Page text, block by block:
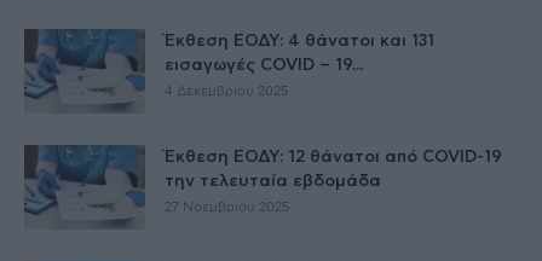
Έκθεση ΕΟΔΥ: 4 θάνατοι και 131
εισαγωγές COVID – 19...
4 Δεκεμβρίου 2025
Έκθεση ΕΟΔΥ: 12 θάνατοι από COVID-19
την τελευταία εβδομάδα
27 Νοεμβρίου 2025